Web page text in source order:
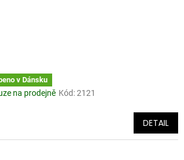
v Dánsku
na prodejně Kód:2121
DETAIL